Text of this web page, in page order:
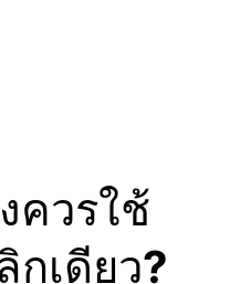
ควรใช้
กเดียว?